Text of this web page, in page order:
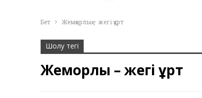
Бет Жемқорлық – жегі құрт
Шолу тегі
Жемқорлық – жегі құрт